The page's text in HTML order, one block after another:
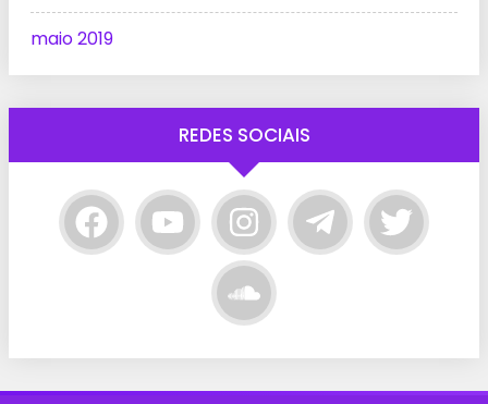
maio 2019
REDES SOCIAIS